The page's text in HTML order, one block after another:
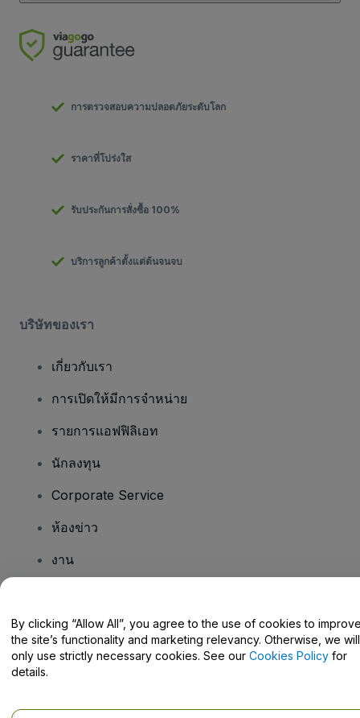
การตรวจสอบความปลอดภัยระดับโลก
ราคาที่โปร่งใส
รับประกันการสั่งซื้อ 100%
บริการลูกค้าตั้งแต่ต้นจนจบ
บริษัทของเรา
เกี่ยวกับเรา
การเปิดให้มีการจำหน่าย
รายการแอฟฟิลิเอท
นักลงทุน
Corporate Service
ห้องข่าว
งาน
Help Centre / Contact Us
By clicking “Allow All”, you agree to the use of cookies to
the site’s functionality and marketing relevancy. Otherwise, we will
only use strictly necessary cookies. See our Cookies Policy for
details.